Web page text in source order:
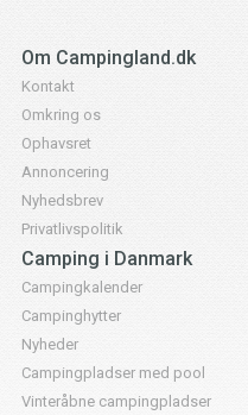
Om Campingland.dk
Kontakt
Omkring os
Ophavsret
Annoncering
Nyhedsbrev
Privatlivspolitik
Camping i Danmark
Campingkalender
Campinghytter
Nyheder
Campingpladser med pool
Vinteråbne campingpladser